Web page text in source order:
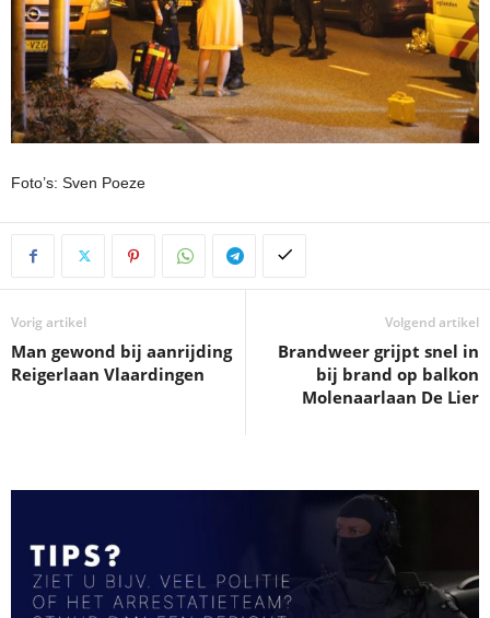
Foto’s: Sven Poeze
Vorig artikel
Man gewond bij aanrijding
Reigerlaan Vlaardingen
Volgend artikel
Brandweer grijpt snel in
bij brand op balkon
Molenaarlaan De Lier